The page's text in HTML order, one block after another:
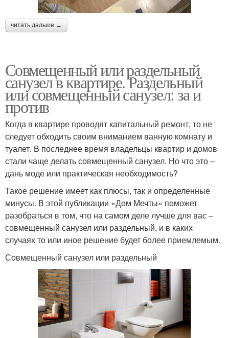
читать дальше →
Совмещенный или раздельный
санузел в квартире. Раздельный
или совмещенный санузел: за и
против
Когда в квартире проводят капитальный ремонт, то не
следует обходить своим вниманием ванную комнату и
туалет. В последнее время владельцы квартир и домов
стали чаще делать совмещенный санузел. Но что это –
дань моде или практическая необходимость?
Такое решение имеет как плюсы, так и определенные
минусы. В этой публикации «Дом Мечты» поможет
разобраться в том, что на самом деле лучше для вас –
совмещенный санузел или раздельный, и в каких
случаях то или иное решение будет более приемлемым.
Совмещенный санузел или раздельный